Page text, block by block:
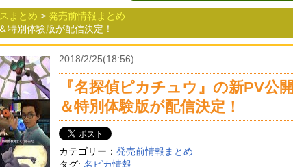
まとめ > 発売前情報まとめ
特別体験版が配信決定！
2018/2/25(18:56)
『名探偵ピカチュウ』の新PV公開
＆特別体験版が配信決定！
カテゴリー： 発売前情報まとめ
タグ: 名ピカ情報